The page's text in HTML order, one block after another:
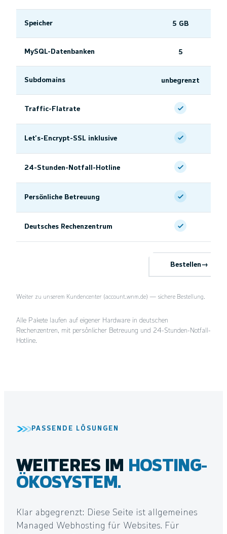
Speicher 5 GB
MySQL-Datenbanken 5
Subdomains unbegrenzt
Traffic-Flatrate
Let's-Encrypt-SSL inklusive
24-Stunden-Notfall-Hotline
Persönliche Betreuung
Deutsches Rechenzentrum
Bestellen→
Weiter zu unserem Kundencenter (account.wnm.de) — sichere Bestellung.
Alle Pakete laufen auf eigener Hardware in deutschen
Rechenzentren, mit persönlicher Betreuung und 24-Stunden-Notfall-
Hotline.
PASSENDE LÖSUNGEN
WEITERES IM HOSTING-
ÖKOSYSTEM.
Klar abgegrenzt: Diese Seite ist allgemeines
Managed Webhosting für Websites. Für